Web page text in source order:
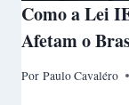
Como a Lei
Afetam o
Por Paulo Cavaléro